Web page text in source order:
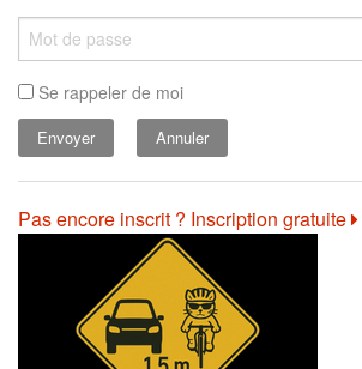
Se rappeler de moi
Annuler
Pas encore inscrit ? Inscription gratuite